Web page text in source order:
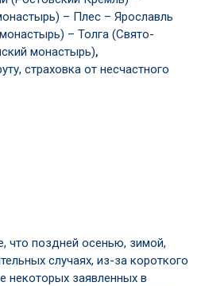
– Плес – Ярославль
– Толга (Свято-
монастырь),
страховка от несчастного
что поздней осенью, зимой,
случаях, из-за короткого
некоторых заявленных в